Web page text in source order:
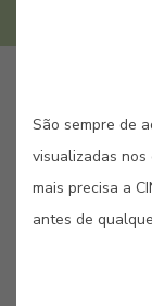
São sempre de
visualizadas
mais precisa a
antes de